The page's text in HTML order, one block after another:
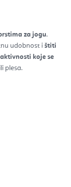
za jogu.
udobnost i štiti
aktivnosti koje se
plesa.